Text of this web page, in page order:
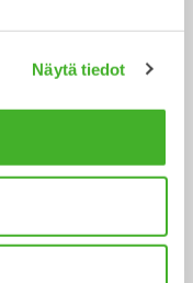
Näytä tiedot